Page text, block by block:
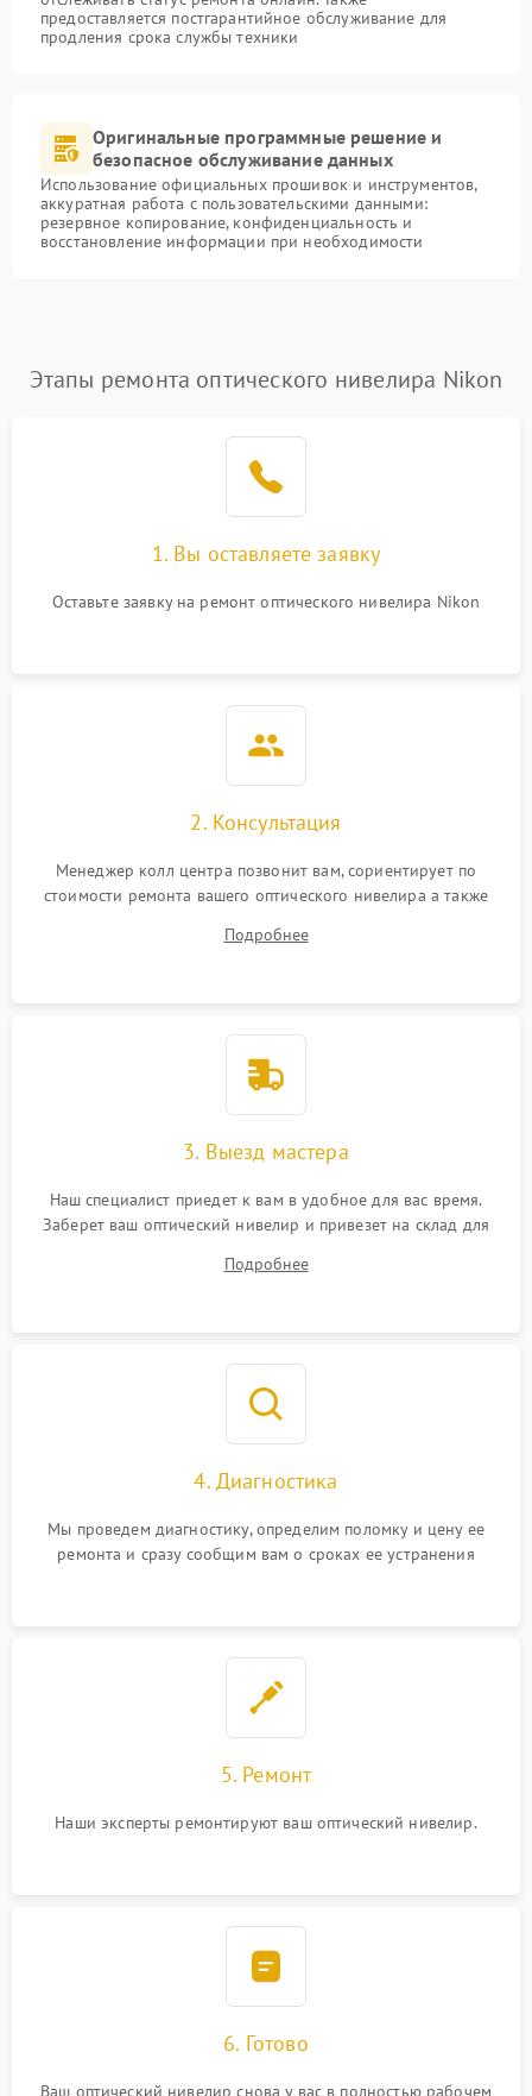
предоставляется постгарантийное обслуживание для
продления срока службы техники
Оригинальные программные решение и
безопасное обслуживание данных
Использование официальных прошивок и инструментов,
аккуратная работа с пользовательскими данными:
резервное копирование, конфиденциальность и
восстановление информации при необходимости
Этапы ремонта оптического нивелира Nikon
1. Вы оставляете заявку
Оставьте заявку на ремонт оптического нивелира Nikon
2. Консультация
Менеджер колл центра позвонит вам, сориентирует по
стоимости ремонта вашего оптического нивелира а также
Подробнее
3. Выезд мастера
Наш специалист приедет к вам в удобное для вас время.
Заберет ваш оптический нивелир и привезет на склад для
Подробнее
4. Диагностика
Мы проведем диагностику, определим поломку и цену ее
ремонта и сразу сообщим вам о сроках ее устранения
5. Ремонт
Наши эксперты ремонтируют ваш оптический нивелир.
6. Готово
Ваш оптический нивелир снова у вас в полностью рабочем